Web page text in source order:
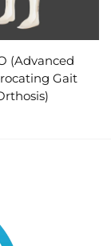
(Advanced
Gait